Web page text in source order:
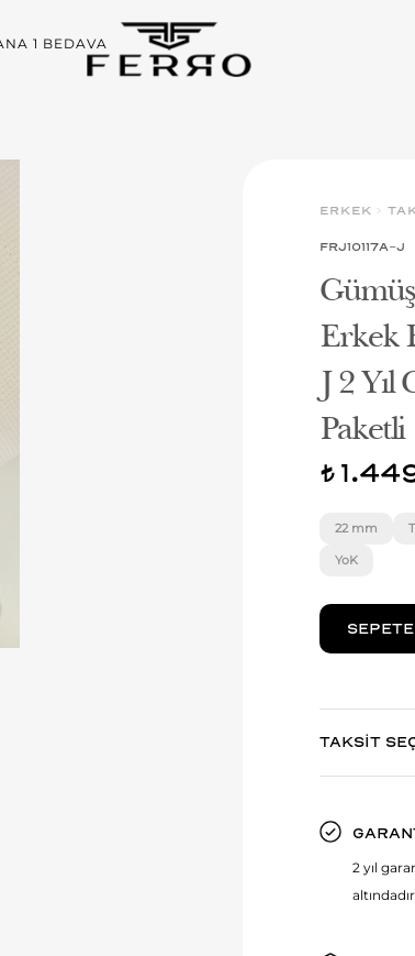
1 BEDAVA
ERKEK >
FRJ10117A-J
Erkek
J 2
Paketli
t
22 mm
YoK
TAKSİT
2 yıl